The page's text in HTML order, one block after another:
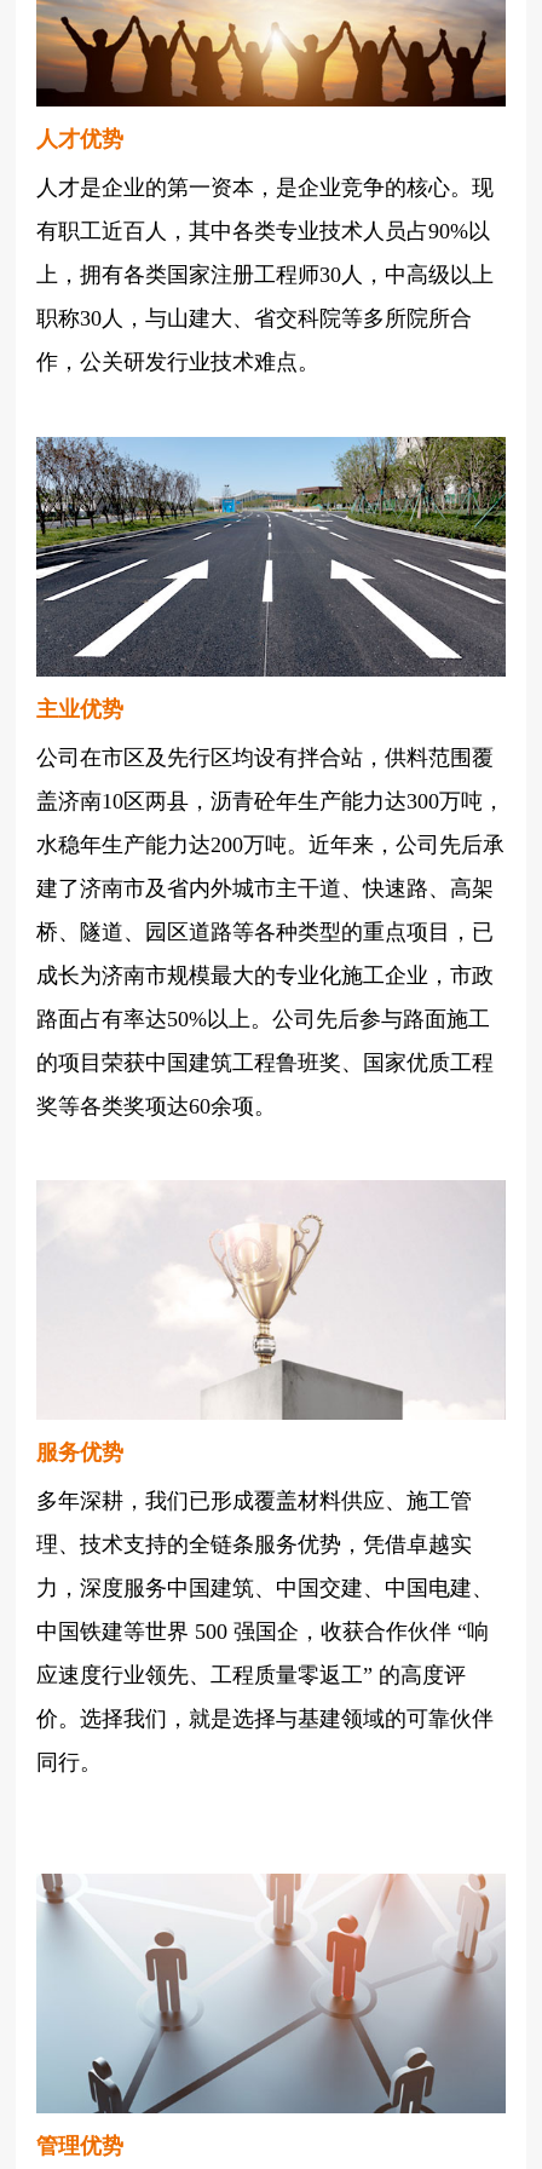
人才优势
人才是企业的第一资本，是企业竞争的核心。现
有职工近百人，其中各类专业技术人员占90%以
上，拥有各类国家注册工程师30人，中高级以上
职称30人，与山建大、省交科院等多所院所合
作，公关研发行业技术难点。
主业优势
公司在市区及先行区均设有拌合站，供料范围覆
盖济南10区两县，沥青砼年生产能力达300万吨，
水稳年生产能力达200万吨。近年来，公司先后承
建了济南市及省内外城市主干道、快速路、高架
桥、隧道、园区道路等各种类型的重点项目，已
成长为济南市规模最大的专业化施工企业，市政
路面占有率达50%以上。公司先后参与路面施工
的项目荣获中国建筑工程鲁班奖、国家优质工程
奖等各类奖项达60余项。
服务优势
多年深耕，我们已形成覆盖材料供应、施工管
理、技术支持的全链条服务优势，凭借卓越实
力，深度服务中国建筑、中国交建、中国电建、
中国铁建等世界 500 强国企，收获合作伙伴 “响
应速度行业领先、工程质量零返工” 的高度评
价。选择我们，就是选择与基建领域的可靠伙伴
同行。
管理优势